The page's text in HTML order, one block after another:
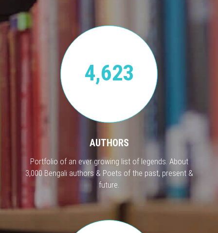
4,623
AUTHORS
Portfolio of an ever growing list of legends. About
3,000 Bengali authors & Poets of the past, present &
future.